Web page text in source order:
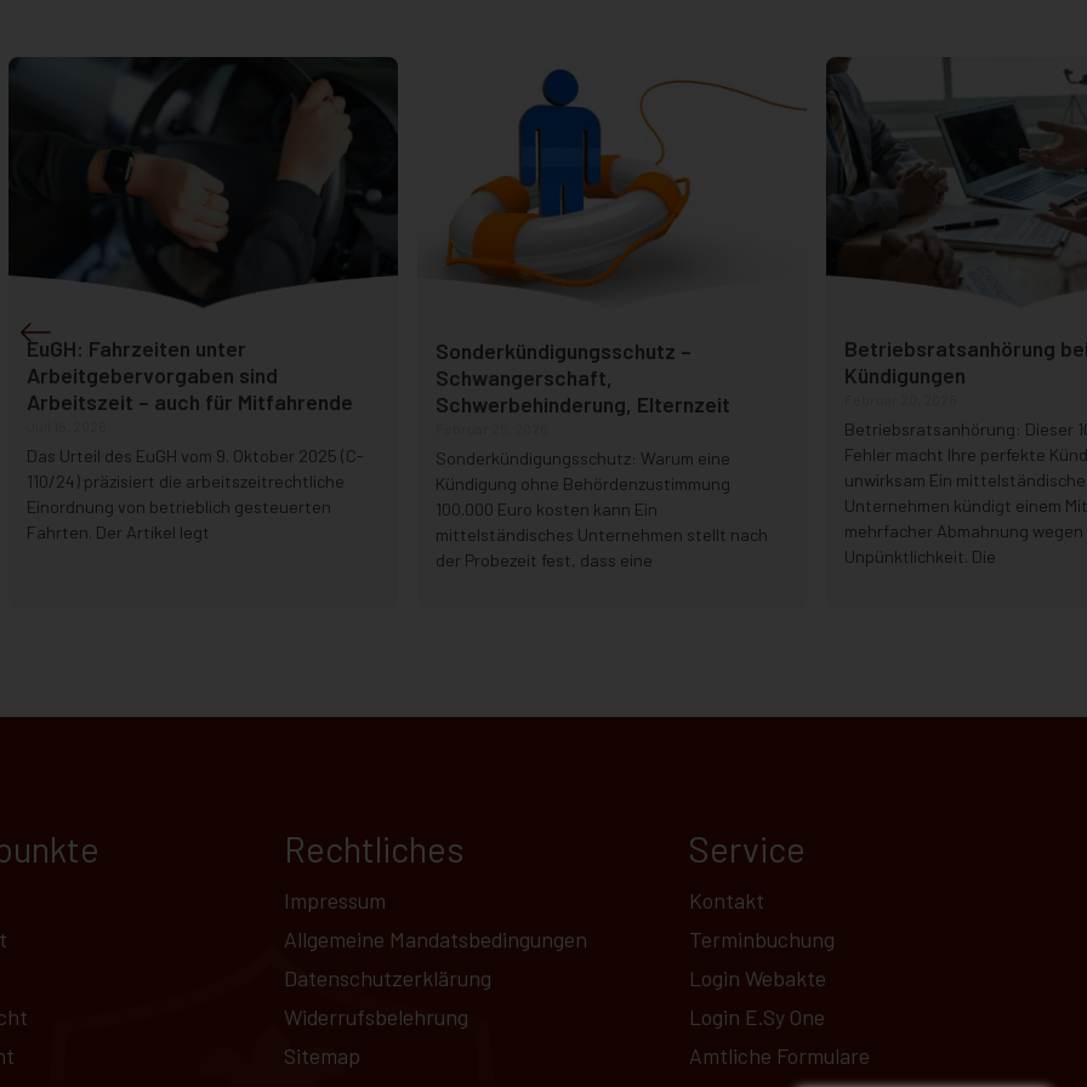
EuGH: Fahrzeiten unter
Arbeitgebervorgaben sind
Arbeitszeit – auch für Mitfahrende
Das Urteil des EuGH vom 9. Oktober 2025 (C-
110/24) präzisiert die arbeitszeitrechtliche
Einordnung von betrieblich gesteuerten
Fahrten. Der Artikel legt
Sonderkündigungsschutz –
Schwangerschaft,
Schwerbehinderung, Elternzeit
Sonderkündigungsschutz: Warum eine
Kündigung ohne Behördenzustimmung
100.000 Euro kosten kann Ein
mittelständisches Unternehmen stellt nach
der Probezeit fest, dass eine
Betriebsratsanhörung
Kündigungen
Betriebsratsanhörung: Dieser
Fehler macht Ihre perfekte
unwirksam Ein
Unternehmen kündigt einem
mehrfacher Abmahnung wegen
Unpünktlichkeit. Die
Rechtliches
Impressum
Allgemeine Mandatsbedingungen
Datenschutz­erklärung
Widerrufsbelehrung
Sitemap
Service
Kontakt
Terminbuchung
Login Webakte
Login E.Sy One
Amtliche Formulare